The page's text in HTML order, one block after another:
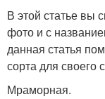
В этой статье вы
фото и с
данная статья
сорта для своего
Мраморная.